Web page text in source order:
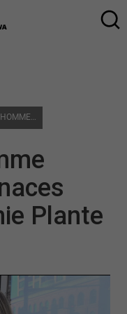
OTTAWA: UN HOMME ARRÊTÉ POUR MENACES ENVERS STÉPHANIE PLANTE
Plante